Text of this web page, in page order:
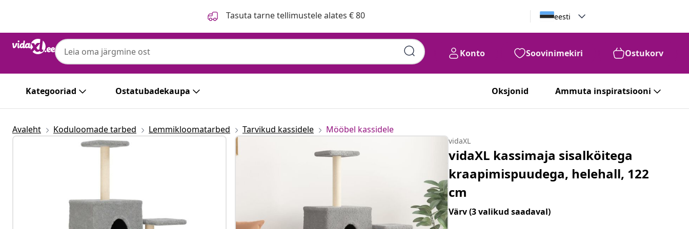
Tasuta tarne tellimustele alates € 80 eesti
Konto Soovinimekiri Ostukorv
Kategooriad Ostatubadekaupa Oksjonid Ammuta inspiratsiooni
Avaleht Koduloomade tarbed Lemmikloomatarbed Tarvikud kassidele Mööbel kassidele
vidaXL
vidaXL kassimaja sisalköitega
kraapimispuudega, helehall, 122
cm
Värv(3 valikud saadaval)